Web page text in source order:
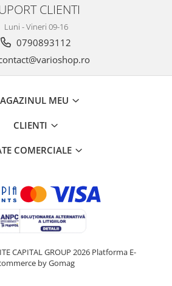
CLIENTI
Luni - Vineri 09-16
0790893112
MEU
CLIENTI
COMERCIALE
CAPITAL GROUP 2026 Platforma E-
by Gomag